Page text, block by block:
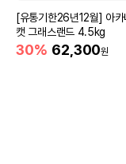
[유통기한26년12월] 아카
캣 그래스랜드 4.5kg
30% 62,300원